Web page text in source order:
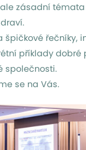
zásadní
špičkové řečníky,
příklady dobré
společnosti.
se na Vás.